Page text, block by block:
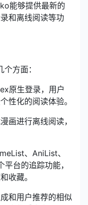
能够提供最新的
和离线阅读等功
方面：
原生登录，用户
性化的阅读体验。
画进行离线阅读，
、AniList、
台的追踪功能，
收藏。
和用户推荐的相似